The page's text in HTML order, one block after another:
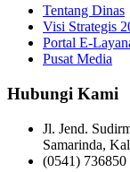
Tentang Dinas
Visi Strategis
Portal E-
Pusat Media
Hubungi Kami
Jl. Jend.
Samarinda,
(0541) 736850